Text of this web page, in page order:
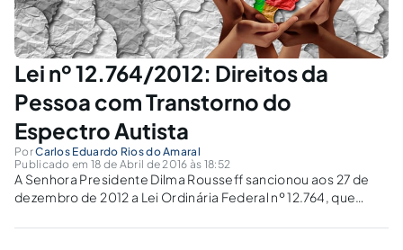
Lei nº 12.764/2012: Direitos da
Pessoa com Transtorno do
Espectro Autista
PorCarlos Eduardo Rios do Amaral
Publicado em 18 de Abril de 2016 às 18:52
A Senhora Presidente Dilma Rousseff sancionou aos 27 de
dezembro de 2012 a Lei Ordinária Federal nº 12.764, que
Pessoa com Transtorno do Espectro Autista, estabelecendo